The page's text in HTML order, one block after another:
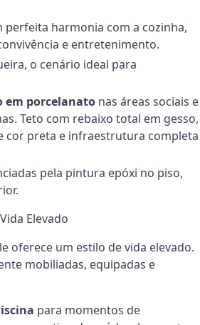
perfeita harmonia com a cozinha,
e entretenimento.
o cenário ideal para
em porcelanato nas áreas sociais e
Teto com rebaixo total em gesso,
cor preta e infraestrutura completa
pela pintura epóxi no piso,
Elevado
oferece um estilo de vida elevado.
mobiliadas, equipadas e
para momentos de